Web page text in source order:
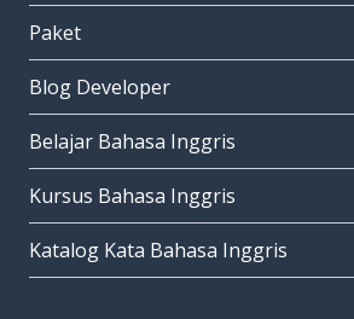
Paket
Blog Developer
Belajar Bahasa Inggris
Kursus Bahasa Inggris
Katalog Kata Bahasa Inggris